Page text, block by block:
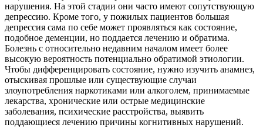
нарушения. На этой стадии они часто имеют сопутствующую
депрессию. Кроме того, у пожилых пациентов большая
депрессия сама по себе может проявляться как состояние,
подобное деменции, но поддается лечению и обратима.
Болезнь с относительно недавним началом имеет более
высокую вероятность потенциально обратимой этиологии.
Чтобы дифференцировать состояние, нужно изучить анамнез,
отыскивая прошлые или существующие случаи
злоупотребления наркотиками или алкоголем, принимаемые
лекарства, хронические или острые медицинские
заболевания, психические расстройства, выявить
поддающиеся лечению причины когнитивных нарушений.